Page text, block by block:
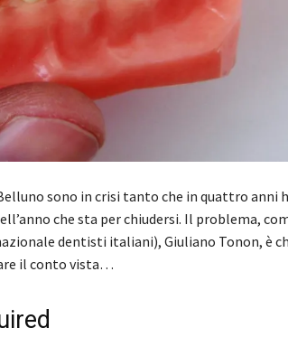
sono in crisi tanto che in quattro anni
che sta per chiudersi. Il problema,
dentisti italiani), Giuliano Tonon, è
il conto vista…